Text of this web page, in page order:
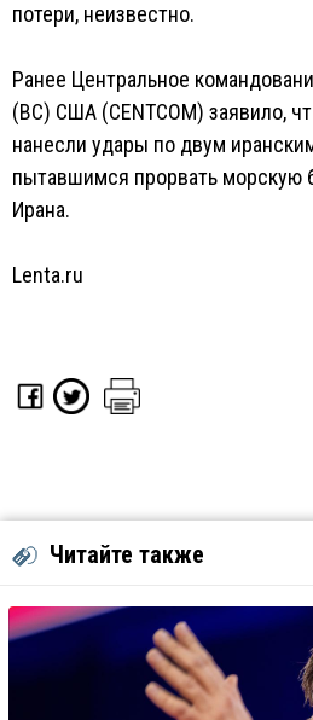
потери, неизвестно.
Ранее Центральное
(ВС) США (CENTCOM) заявило,
нанесли удары по двум
пытавшимся прорвать морскую
Ирана.
Lenta.ru
Читайте также